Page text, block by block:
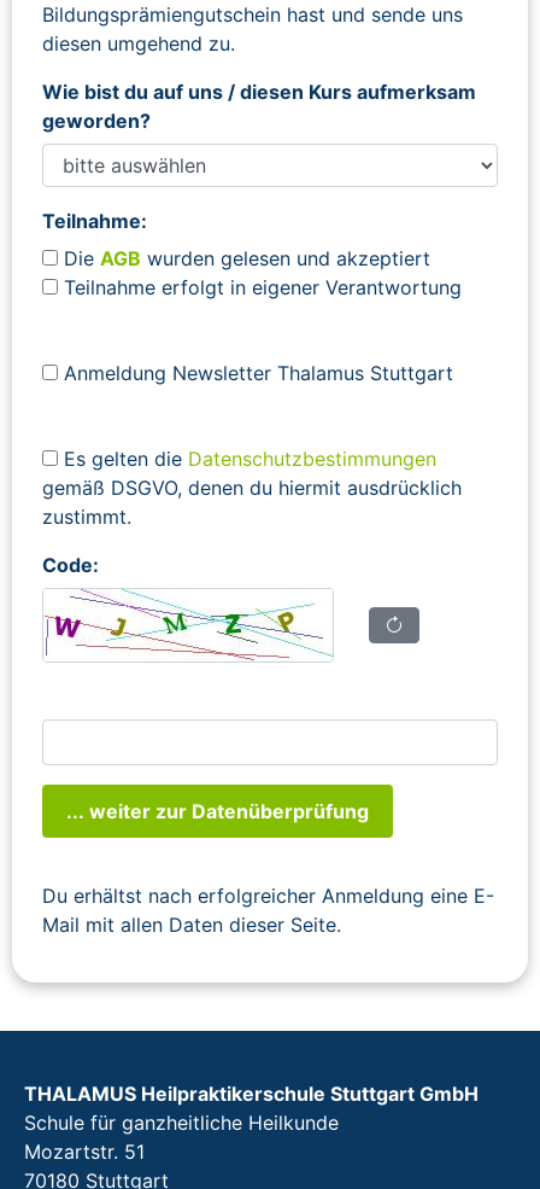
Bildungsprämiengutschein hast und sende uns
diesen umgehend zu.
Wie bist du auf uns / diesen Kurs aufmerksam
geworden?
Teilnahme:
Die AGB wurden gelesen und akzeptiert
Teilnahme erfolgt in eigener Verantwortung
Anmeldung Newsletter Thalamus Stuttgart
Es gelten die Datenschutzbestimmungen
gemäß DSGVO, denen du hiermit ausdrücklich
zustimmt.
Code:
... weiter zur Datenüberprüfung
Du erhältst nach erfolgreicher Anmeldung eine E-
Mail mit allen Daten dieser Seite.
THALAMUS Heilpraktikerschule Stuttgart GmbH
Schule für ganzheitliche Heilkunde
Mozartstr. 51
70180 Stuttgart